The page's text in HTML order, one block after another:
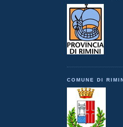
COMUNE DI